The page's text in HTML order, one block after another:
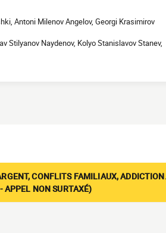
Antoni Milenov Angelov, Georgi Krasimirov
Stilyanov Naydenov, Kolyo Stanislavov Stanev,
CONFLITS FAMILIAUX,
APPEL NON SURTAXÉ)